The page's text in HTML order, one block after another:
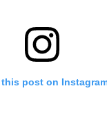
this post on